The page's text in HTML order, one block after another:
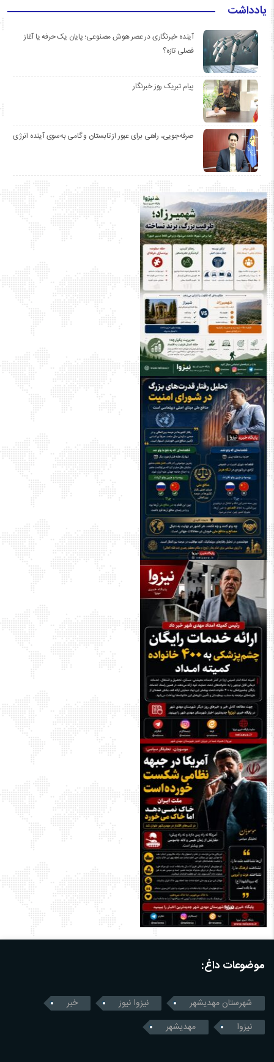
یادداشت
آینده خبرنگاری در عصر هوش مصنوعی؛ پایان یک حرفه یا آغاز
فصلی تازه؟
پیام تبریک روز خبرنگار
صرفه‌جویی، راهی برای عبور از تابستان و گامی به‌سوی آینده انرژی
موضوعات داغ:
شهرستان مهدیشهر نیزوا نیوز
خبر
نیزوا
مهدیشهر